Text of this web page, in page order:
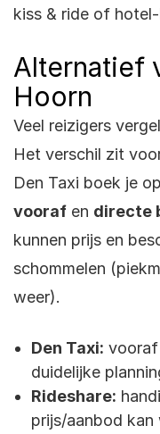
kiss & ride of
Alternatief
Hoorn
Veel reizigers
Het verschil zit
Den Taxi boek je
vooraf en directe
kunnen prijs en
schommelen
weer).
Den Taxi: vooraf
duidelijke
Rideshare:
prijs/aanbod kan